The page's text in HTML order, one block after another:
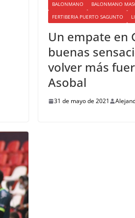
BALONMANO
BALONMANO
FERTIBERIA PUERTO SAGUNTO
Un empate en
buenas
volver más
Asobal
31 de mayo de 2021